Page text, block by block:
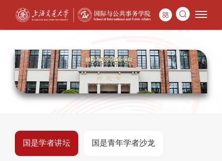
国是学者讲坛 国是青年学者沙龙